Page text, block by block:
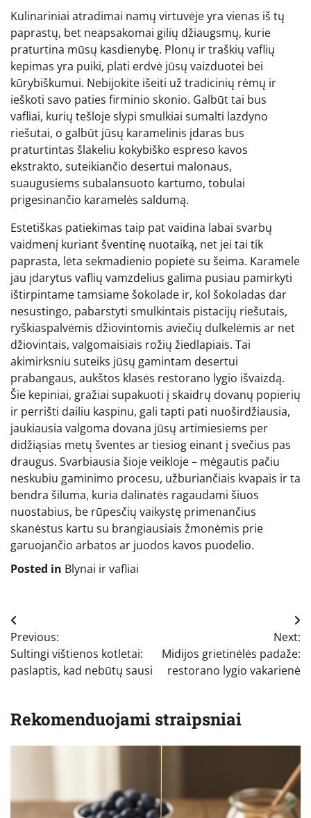
Kulinariniai atradimai namų virtuvėje yra vienas iš tų
paprastų, bet neapsakomai gilių džiaugsmų, kurie
praturtina mūsų kasdienybę. Plonų ir traškių vaflių
kepimas yra puiki, plati erdvė jūsų vaizduotei bei
kūrybiškumui. Nebijokite išeiti už tradicinių rėmų ir
ieškoti savo paties firminio skonio. Galbūt tai bus
vafliai, kurių tešloje slypi smulkiai sumalti lazdyno
riešutai, o galbūt jūsų karamelinis įdaras bus
praturtintas šlakeliu kokybiško espreso kavos
ekstrakto, suteikiančio desertui malonaus,
suaugusiems subalansuoto kartumo, tobulai
prigesinančio karamelės saldumą.
Estetiškas patiekimas taip pat vaidina labai svarbų
vaidmenį kuriant šventinę nuotaiką, net jei tai tik
paprasta, lėta sekmadienio popietė su šeima. Karamele
jau įdarytus vaflių vamzdelius galima pusiau pamirkyti
ištirpintame tamsiame šokolade ir, kol šokoladas dar
nesustingo, pabarstyti smulkintais pistacijų riešutais,
ryškiaspalvėmis džiovintomis aviečių dulkelėmis ar net
džiovintais, valgomaisiais rožių žiedlapiais. Tai
akimirksniu suteiks jūsų gamintam desertui
prabangaus, aukštos klasės restorano lygio išvaizdą.
Šie kepiniai, gražiai supakuoti į skaidrų dovanų popierių
ir perrišti dailiu kaspinu, gali tapti pati nuoširdžiausia,
jaukiausia valgoma dovana jūsų artimiesiems per
didžiąsias metų šventes ar tiesiog einant į svečius pas
draugus. Svarbiausia šioje veikloje – mėgautis pačiu
neskubiu gaminimo procesu, užburiančiais kvapais ir ta
bendra šiluma, kuria dalinatės ragaudami šiuos
nuostabius, be rūpesčių vaikystę primenančius
skanėstus kartu su brangiausiais žmonėmis prie
garuojančio arbatos ar juodos kavos puodelio.
Posted in Blynai ir vafliai
Navigacija
tarp
įrašų
Previous:
Sultingi vištienos kotletai:
paslaptis, kad nebūtų sausi
Next:
Midijos grietinėlės padaže:
restorano lygio vakarienė
Rekomenduojami straipsniai